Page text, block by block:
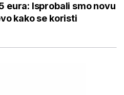
eura: Isprobali smo novu
kako se koristi